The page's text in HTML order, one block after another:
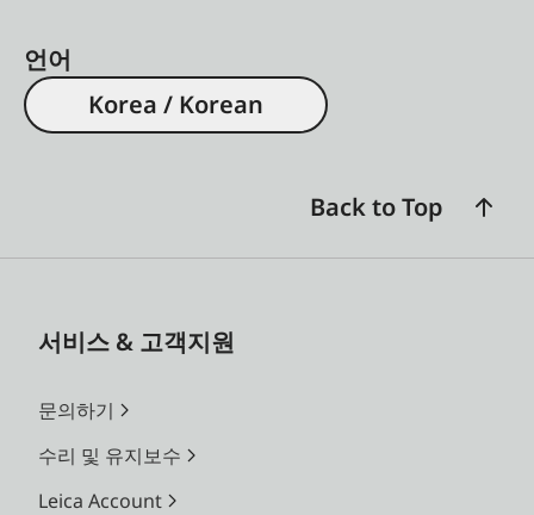
언어
Korea / Korean
Back to Top
서비스 & 고객지원
문의하기
수리 및 유지보수
Leica Account